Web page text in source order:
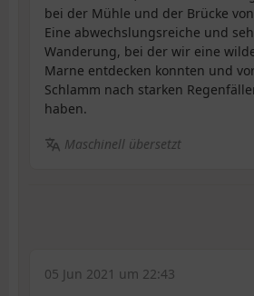
bei der Mühle und der Brücke
Eine abwechslungsreiche und
Wanderung, bei der wir eine
Marne entdecken konnten und
Schlamm nach starken
haben.
Maschinell übersetzt
05 Jun 2021 um 22:43